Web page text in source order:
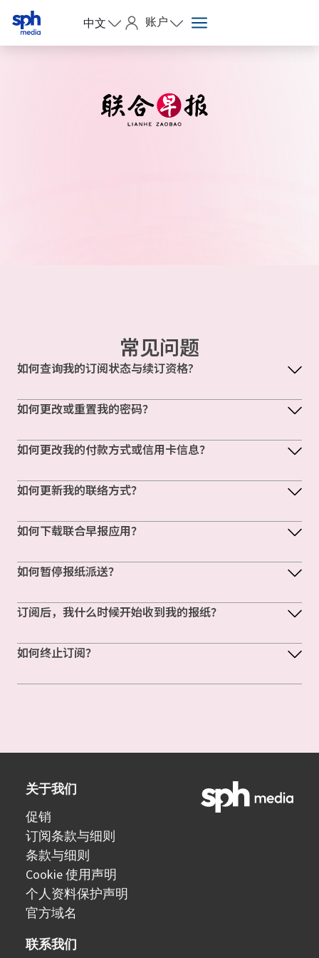
中文 账户
常见问题
如何查询我的订阅状态与续订资格?
如何更改或重置我的密码？
如何更改我的付款方式或信用卡信息？
如何更新我的联络方式？
如何下载联合早报应用？
如何暂停报纸派送？
订阅后，我什么时候开始收到我的报纸？
如何终止订阅？
关于我们
促销
订阅条款与细则
条款与细则
Cookie 使用声明
个人资料保护声明
官方域名
联系我们